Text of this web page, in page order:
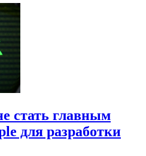
стать главным
для разработки